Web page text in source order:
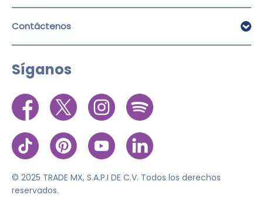
Tijuana
Destinos
Ofertas de trabajo
Politicas de renta
Aviso de privacidad
Términos de uso
Política de cookies
Contáctenos
Llámenos
Síganos
© 2025 TRADE MX, S.A.P.I DE C.V. Todos los derechos
reservados.